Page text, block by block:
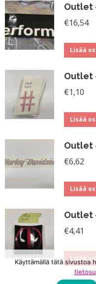
Outlet
€16,54
Lisää
Outlet
€1,10
Lisää
Outlet
€6,62
Lisää
Outlet
€4,41
Lisää
Käyttämällä tätä sivustoa